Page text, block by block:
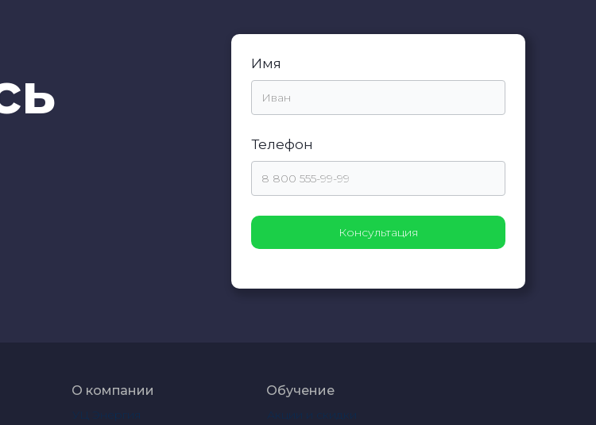
Имя
Телефон
О компании
УЦ Энергия
Обучение
Акции и скидки